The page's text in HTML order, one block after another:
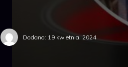
Dodano: 19 kwietnia, 2024